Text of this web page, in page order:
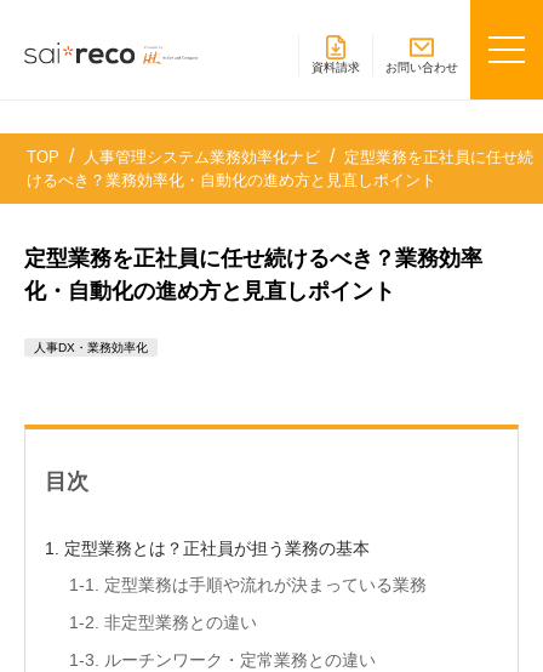
資料請求 お問い合わせ
TOP 人事管理システム業務効率化ナビ
定型業務を正社員に任せ続
けるべき？業務効率化・自動化の進め方と見直しポイント
定型業務を正社員に任せ続けるべき？業務効率
化・自動化の進め方と見直しポイント
人事DX・業務効率化
目次
1. 定型業務とは？正社員が担う業務の基本
1-1. 定型業務は手順や流れが決まっている業務
1-2. 非定型業務との違い
1-3. ルーチンワーク・定常業務との違い